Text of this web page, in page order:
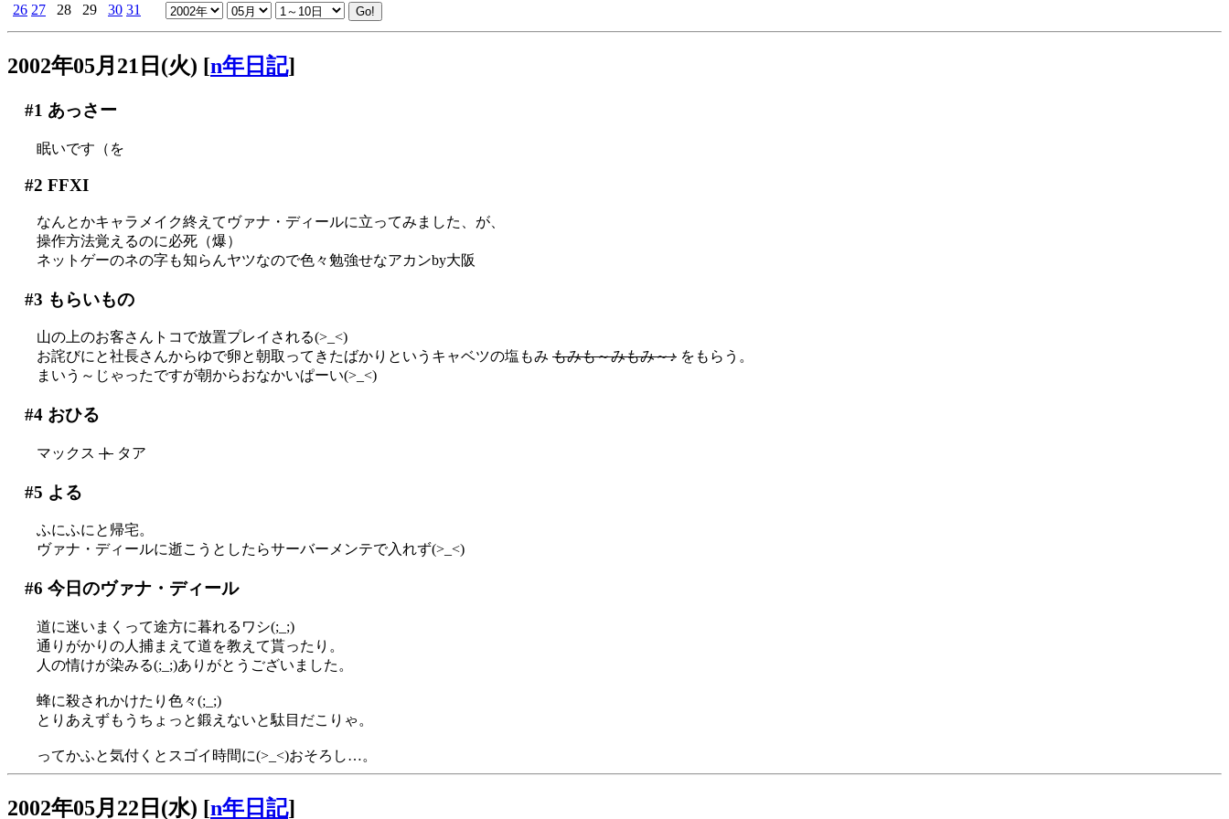
26 27 28 29 30 31
2002年05月21日(火) [n年日記]
#1 あっさー
眠いです（を
#2 FFXI
なんとかキャラメイク終えてヴァナ・ディールに立ってみました、が、
操作方法覚えるのに必死（爆）
ネットゲーのネの字も知らんヤツなので色々勉強せなアカンby大阪
#3 もらいもの
山の上のお客さんトコで放置プレイされる(>_<)
お詫びにと社長さんからゆで卵と朝取ってきたばかりというキャベツの塩もみ もみも～みもみ～♪ をもらう。
まいう～じゃったですが朝からおなかいぱーい(>_<)
#4おひる
マックス ト タア
#5 よる
ふにふにと帰宅。
ヴァナ・ディールに逝こうとしたらサーバーメンテで入れず(>_<)
#6 今日のヴァナ・ディール
道に迷いまくって途方に暮れるワシ(;_;)
通りがかりの人捕まえて道を教えて貰ったり。
人の情けが染みる(;_;)ありがとうございました。
蜂に殺されかけたり色々(;_;)
とりあえずもうちょっと鍛えないと駄目だこりゃ。
ってかふと気付くとスゴイ時間に(>_<)おそろし…。
2002年05月22日(水) [n年日記]